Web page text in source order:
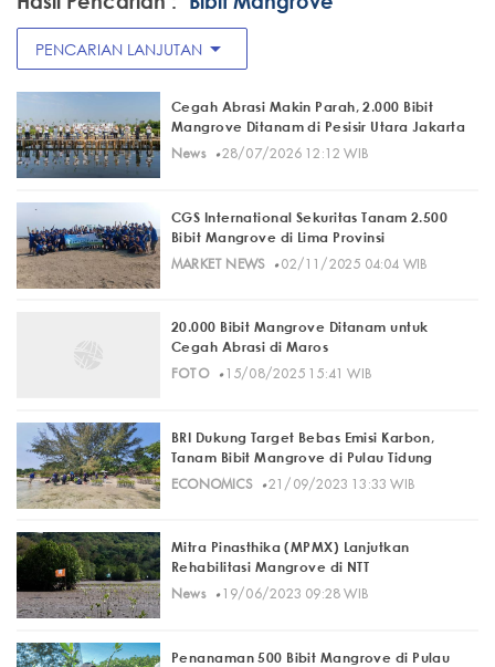
PENCARIAN LANJUTAN arrow_drop_down
Cegah Abrasi Makin Parah, 2.000 Bibit
Mangrove Ditanam di Pesisir Utara Jakarta
News· 28/07/2026 12:12 WIB
CGS International Sekuritas Tanam 2.500
Bibit Mangrove di Lima Provinsi
MARKET NEWS· 02/11/2025 04:04 WIB
20.000 Bibit Mangrove Ditanam untuk
Cegah Abrasi di Maros
FOTO· 15/08/2025 15:41 WIB
BRI Dukung Target Bebas Emisi Karbon,
Tanam Bibit Mangrove di Pulau Tidung
ECONOMICS· 21/09/2023 13:33 WIB
Mitra Pinasthika (MPMX) Lanjutkan
Rehabilitasi Mangrove di NTT
News· 19/06/2023 09:28 WIB
Penanaman 500 Bibit Mangrove di Pulau